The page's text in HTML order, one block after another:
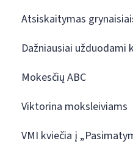
Atsiskaitymas
Dažniausiai užduodami
Mokesčių ABC
Viktorina moksleiviams
VMI kviečia į